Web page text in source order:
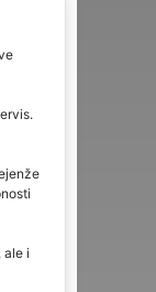
ale i